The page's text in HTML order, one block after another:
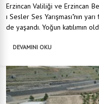
Erzincan Valiliği ve Erzincan
ı Sesler Ses Yarışması"nın
de yaşandı. Yoğun katılımın
DEVAMINI OKU